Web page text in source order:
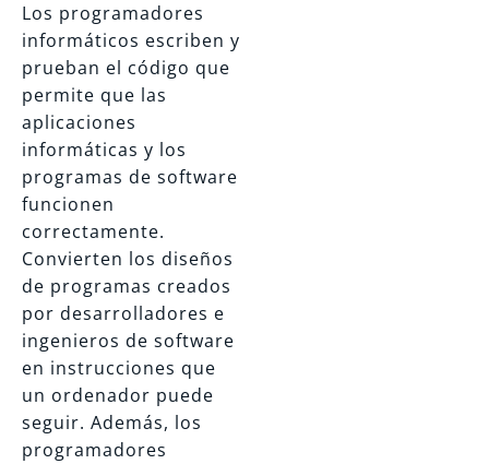
Los programadores
informáticos escriben y
prueban el código que
permite que las
aplicaciones
informáticas y los
programas de software
funcionen
correctamente.
Convierten los diseños
de programas creados
por desarrolladores e
ingenieros de software
en instrucciones que
un ordenador puede
seguir. Además, los
programadores